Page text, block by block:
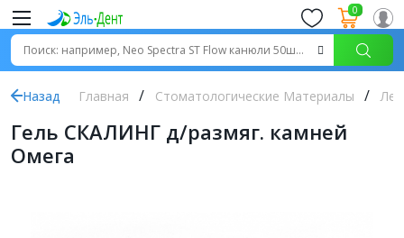
0
Назад Главная Стоматологические Материалы
Гель СКАЛИНГ д/размяг. камней
Омега